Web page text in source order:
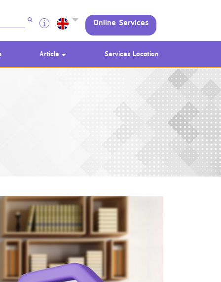
Online Services
Article Services Location
Using AEON Cards - Shopping (Abroad)